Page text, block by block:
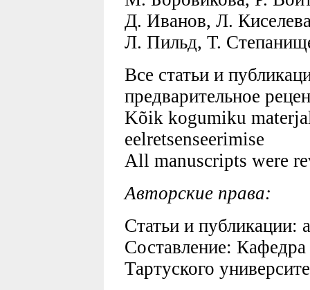
Д. Иванов, Л.
Л. Пильд, Т.
Все статьи и
предварительное
Kõik kogumiku
eelretsenseerimise
All manuscripts were
Авторские права:
Статьи и публикации:
Составление:
Тартуского